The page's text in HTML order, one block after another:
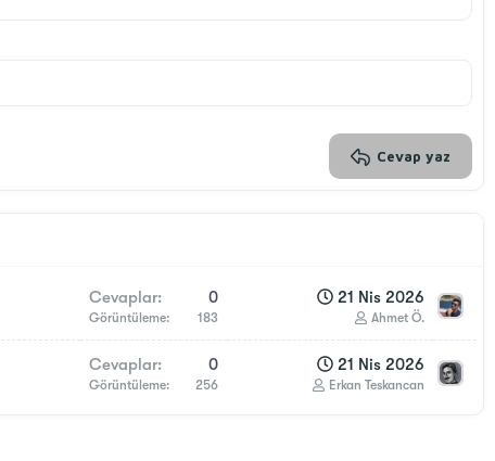
Cevap yaz
Cevaplar 0
Görüntüleme 183
21 Nis 2026
Ahmet Ö.
Cevaplar 0
Görüntüleme 256
21 Nis 2026
Erkan Teskancan